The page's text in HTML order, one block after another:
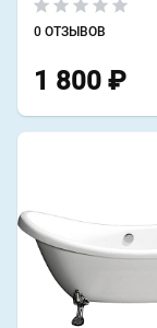
0 ОТЗЫВОВ
1 800 ₽